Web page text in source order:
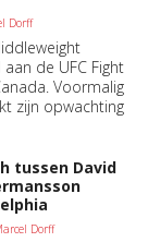
Dorff
de UFC Fight
Voormalig
zijn opwachting
tussen David
Dorff